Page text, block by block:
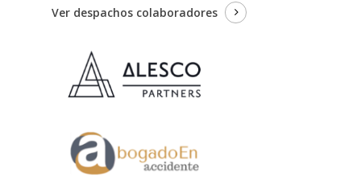
Ver despachos colaboradores